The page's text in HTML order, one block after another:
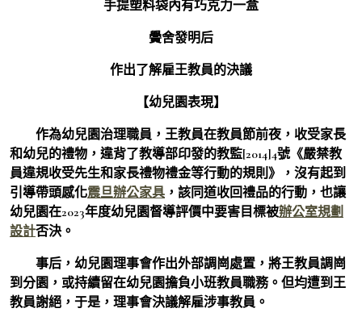
手提塑料袋內有巧克力一盒
黌舍發明后
作出了解雇王教員的決議
【幼兒園表現】
作為幼兒園治理職員，王教員在教員節前夜，收受家長
和幼兒的禮物，違背了教導部印發的教監[2014]4號《嚴禁教
員違規收受先生和家長禮物禮金等行動的規則》，沒有起到
引導帶頭感化震旦辦公家具 ，該同道收回禮品的行動，也讓
幼兒園在2023年度幼兒園督導評價中要害目標被辦公室規劃
設計否決。
事后，幼兒園理事會作出外部調崗處置，將王教員調崗
到分園，或持續留在幼兒園擔負小班教員職務。但均遭到王
教員謝絕，于是，理事會決議解雇涉事教員。